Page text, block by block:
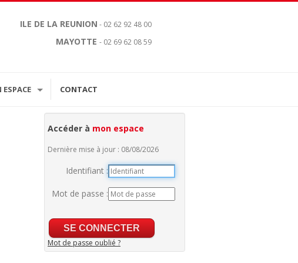
ILE DE LA REUNION - 02 62 92 48 00
MAYOTTE- 02 69 62 08 59
CONTACT
Accéder à mon espace
Dernière mise à jour : 08/08/2026
Identifiant :
Mot de passe :
Mot de passe oublié ?